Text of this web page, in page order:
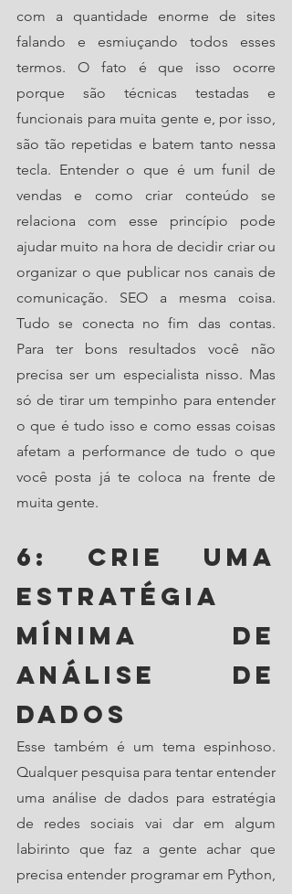
com a quantidade enorme de sites
falando e esmiuçando todos esses
termos. O fato é que isso ocorre
porque são técnicas testadas e
funcionais para muita gente e, por isso,
são tão repetidas e batem tanto nessa
tecla. Entender o que é um funil de
vendas e como criar conteúdo se
relaciona com esse princípio pode
ajudar muito na hora de decidir criar ou
organizar o que publicar nos canais de
comunicação. SEO a mesma coisa.
Tudo se conecta no fim das contas.
Para ter bons resultados você não
precisa ser um especialista nisso. Mas
só de tirar um tempinho para entender
o que é tudo isso e como essas coisas
afetam a performance de tudo o que
você posta já te coloca na frente de
muita gente.
6: Crie uma
estratégia
mínima de
análise de
dados
Esse também é um tema espinhoso.
Qualquer pesquisa para tentar entender
uma análise de dados para estratégia
de redes sociais vai dar em algum
labirinto que faz a gente achar que
precisa entender programar em Python,